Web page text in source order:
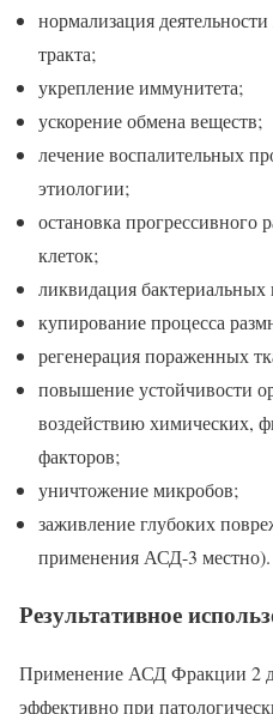
нормализация
тракта;
укрепление иммунитета;
ускорение обмена веществ;
лечение воспалительных
этиологии;
остановка прогрессивного
клеток;
ликвидация
купирование процесса
регенерация пораженных
повышение устойчивости
воздействию химических,
факторов;
уничтожение микробов;
заживление глубоких
применения АСД-3 местно).
Результативное
Применение АСД Фракции 2
эффективно при